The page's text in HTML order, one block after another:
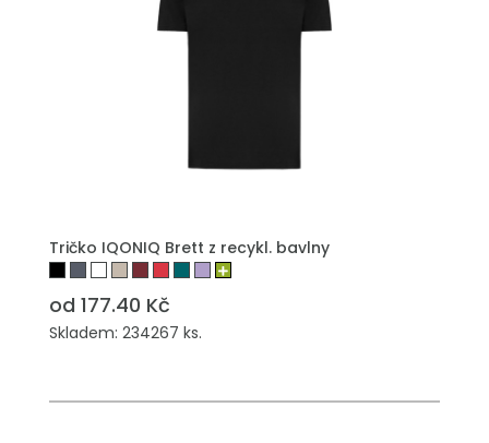
Tričko IQONIQ Brett z recykl. bavlny
od 177.40 Kč
Skladem: 234267 ks.